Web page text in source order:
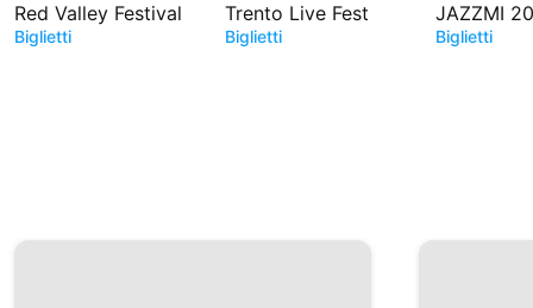
Red Valley Festival
Biglietti
Trento Live Fest
Biglietti
JAZZMI
Biglietti